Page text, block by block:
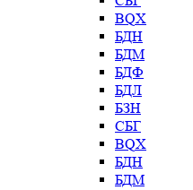
BQX
БДН
БДМ
БДФ
БДЛ
БЗН
СБГ
BQX
БДН
БДМ